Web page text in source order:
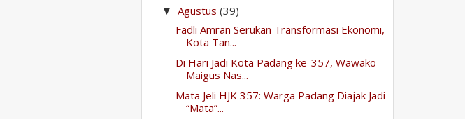
▼Agustus(39)
Fadli Amran Serukan Transformasi Ekonomi,
Kota Tan...
Di Hari Jadi Kota Padang ke-357, Wawako
Maigus Nas...
Mata Jeli HJK 357: Warga Padang Diajak Jadi
“Mata”...